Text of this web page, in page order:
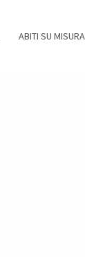
ABITI SU MISURA